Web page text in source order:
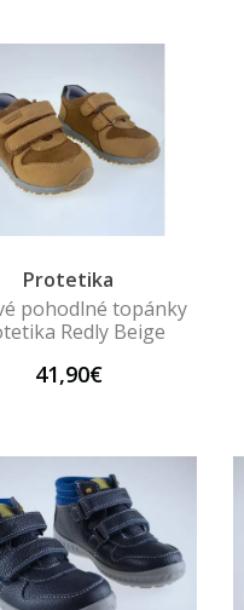
Protetika
pohodlné topánky
Redly Beige
41,90€